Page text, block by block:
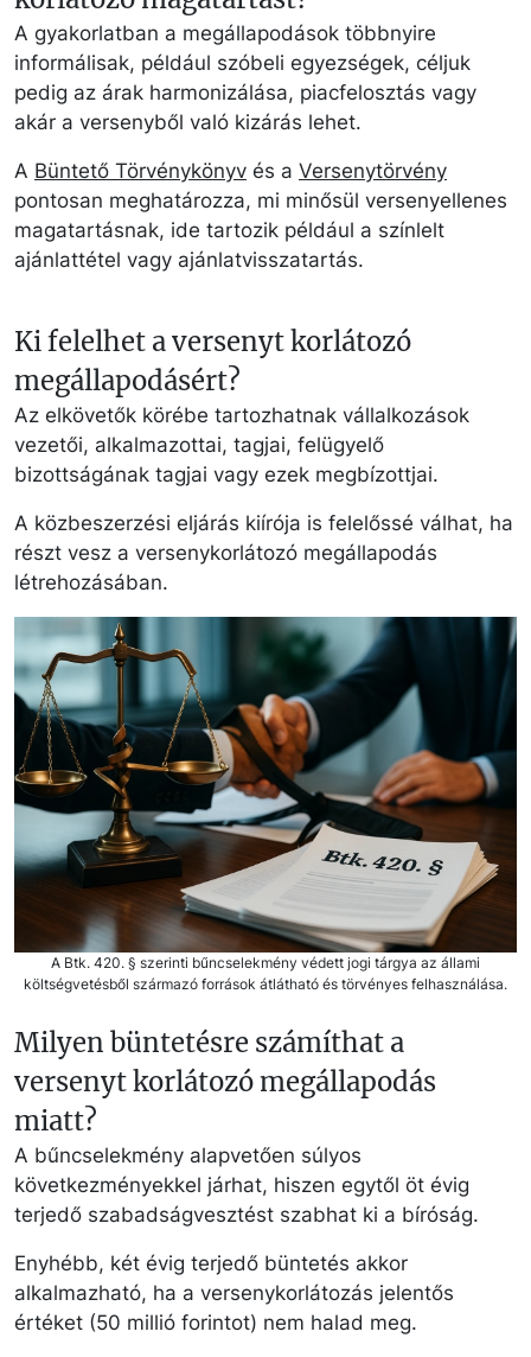
A gyakorlatban a megállapodások többnyire
informálisak, például szóbeli egyezségek, céljuk
pedig az árak harmonizálása, piacfelosztás vagy
akár a versenyből való kizárás lehet.
A Büntető Törvénykönyv és a Versenytörvény
pontosan meghatározza, mi minősül versenyellenes
magatartásnak, ide tartozik például a színlelt
ajánlattétel vagy ajánlatvisszatartás.
Ki felelhet a versenyt korlátozó
megállapodásért?
Az elkövetők körébe tartozhatnak vállalkozások
vezetői, alkalmazottai, tagjai, felügyelő
bizottságának tagjai vagy ezek megbízottjai.
A közbeszerzési eljárás kiírója is felelőssé válhat, ha
részt vesz a versenykorlátozó megállapodás
létrehozásában.
A Btk. 420. § szerinti bűncselekmény védett jogi tárgya az állami
költségvetésből származó források átlátható és törvényes felhasználása.
Milyen büntetésre számíthat a
versenyt korlátozó megállapodás
miatt?
A bűncselekmény alapvetően súlyos
következményekkel járhat, hiszen egytől öt évig
terjedő szabadságvesztést szabhat ki a bíróság.
Enyhébb, két évig terjedő büntetés akkor
alkalmazható, ha a versenykorlátozás jelentős
értéket (50 millió forintot) nem halad meg.